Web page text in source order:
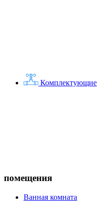
Комплектующие
помещения
Ванная комната